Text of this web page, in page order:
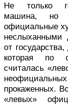
Не только
машина, но
официальные
неслыханными
от
которая по
считалась
прокаженных.
«левых»